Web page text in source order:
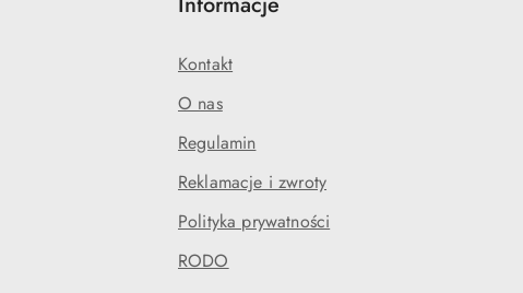
Kontakt
O nas
Regulamin
Reklamacje i zwroty
Polityka prywatności
RODO